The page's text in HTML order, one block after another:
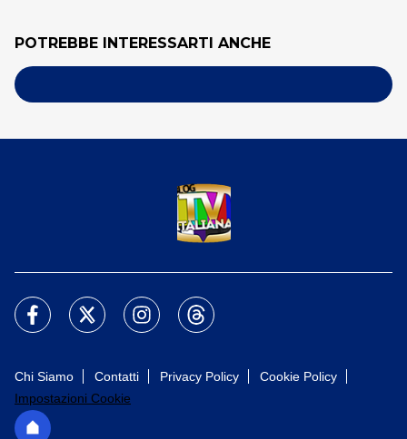
POTREBBE INTERESSARTI ANCHE
Chi Siamo Contatti Privacy Policy
Cookie Policy
Impostazioni Cookie